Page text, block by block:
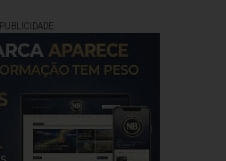
PUBLICIDADE